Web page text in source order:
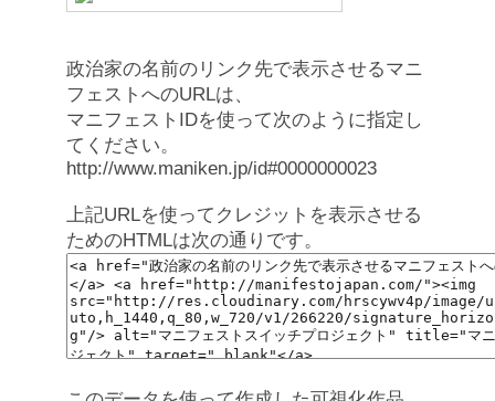
政治家の名前のリンク先で表示させるマニ
フェストへのURLは、
マニフェストIDを使って次のように指定し
てください。
http://www.maniken.jp/id#0000000023
上記URLを使ってクレジットを表示させる
ためのHTMLは次の通りです。